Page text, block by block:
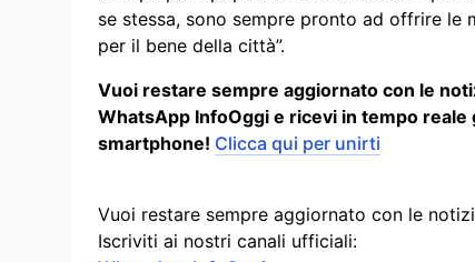
se stessa, sono sempre pronto ad offrire
per il bene della città”.
Vuoi restare sempre aggiornato con le
WhatsApp InfoOggi e ricevi in tempo
smartphone! Clicca qui per unirti
Vuoi restare sempre aggiornato con le
Iscriviti ai nostri canali ufficiali: